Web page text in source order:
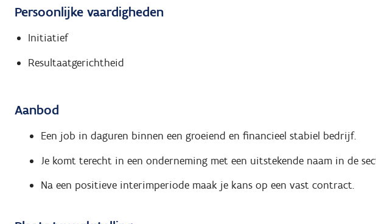
Persoonlijke vaardigheden
Initiatief
Resultaatgerichtheid
Aanbod
Een job in daguren binnen een groeiend en financieel stabiel bedrijf.
Je komt terecht in een onderneming met een uitstekende naam in de
Na een positieve interimperiode maak je kans op een vast contract.